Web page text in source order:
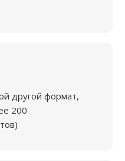
другой формат,
200